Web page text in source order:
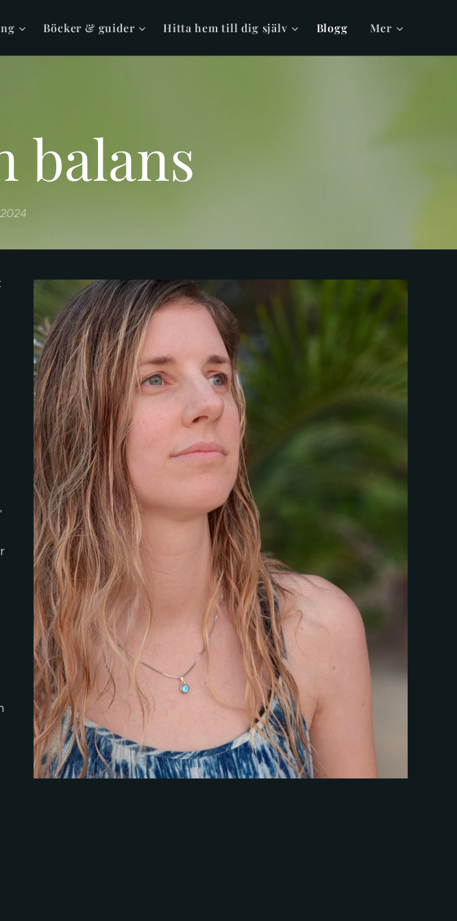
Böcker & guider Hitta hem till dig själv Blogg Mer
balans